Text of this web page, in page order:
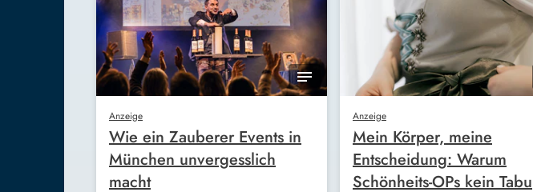
Anzeige
Wie ein Zauberer Events in
München unvergesslich
macht
Anzeige
Mein Körper, meine
Entscheidung: Warum
Schönheits-OPs kein Tabu